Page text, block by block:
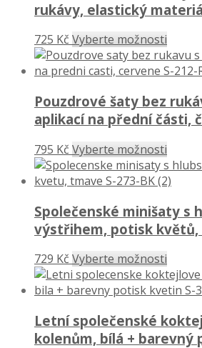
rukávy, elastický
725 Kč Vyberte možnosti
Pouzdrové šaty bez
aplikací na přední části,
795 Kč Vyberte možnosti
Společenské minišaty s
výstřihem, potisk květů,
729 Kč Vyberte možnosti
Letní společenské
kolenům, bílá + barevný